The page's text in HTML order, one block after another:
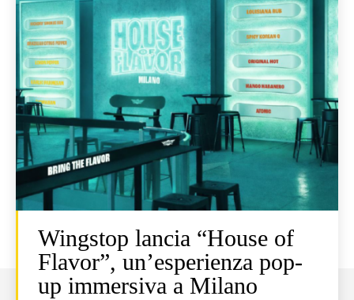
Wingstop lancia “House of
Flavor”, un’esperienza pop-
up immersiva a Milano